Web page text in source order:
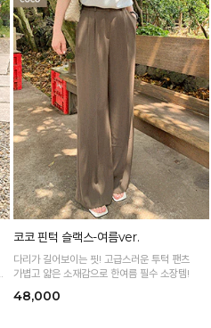
코코 핀턱 슬랙스-여름ver.
다리가 길어보이는 핏! 고급스러운 투턱 팬츠
가볍고 얇은 소재감으로 한여름 필수 소장템!
48,000